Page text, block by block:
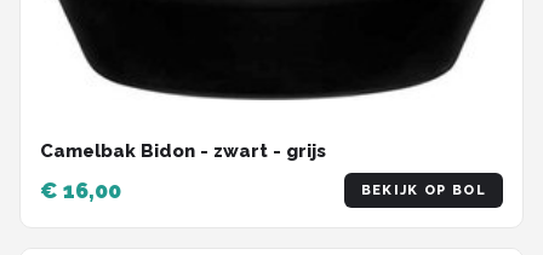
Camelbak Bidon - zwart - grijs
€ 16,00 BEKIJK OP BOL